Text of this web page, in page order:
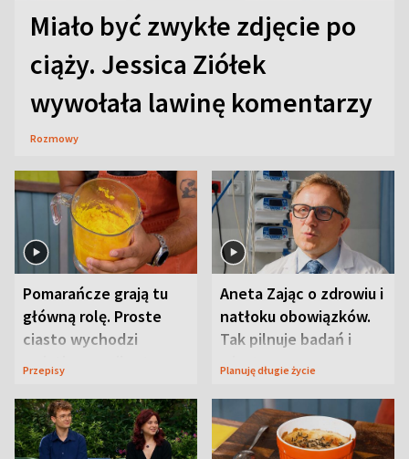
Miało być zwykłe zdjęcie po
ciąży. Jessica Ziółek
wywołała lawinę komentarzy
Rozmowy
Pomarańcze grają tu
główną rolę. Proste
ciasto wychodzi
wyjątkowo wilgotne
Przepisy
Aneta Zając o zdrowiu i
natłoku obowiązków.
Tak pilnuje badań i
wizyt
Planuję długie życie